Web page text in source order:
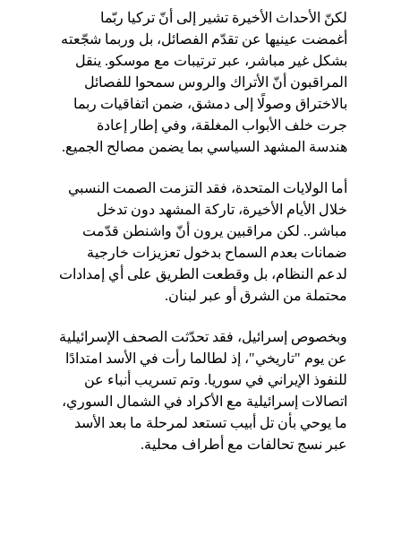
لكنّ الأحداث الأخيرة تشير إلى أنّ تركيا ربّما
أغمضت عينيها عن تقدّم الفصائل، بل وربما شجّعته
بشكل غير مباشر، عبر ترتيبات مع موسكو. ينقل
المراقبون أنّ الأتراك والروس سمحوا للفصائل
بالاختراق وصولًا إلى دمشق، ضمن اتفاقيات ربما
جرت خلف الأبواب المغلقة، وفي إطار إعادة
هندسة المشهد السياسي بما يضمن مصالح الجميع.
أما الولايات المتحدة، فقد التزمت الصمت النسبي
خلال الأيام الأخيرة، تاركة المشهد دون تدخل
مباشر.. لكن مراقبين يرون أنّ واشنطن قدّمت
ضمانات بعدم السماح بدخول تعزيزات خارجية
لدعم النظام، بل وقطعت الطريق على أي إمدادات
محتملة من الشرق أو عبر لبنان.
وبخصوص إسرائيل، فقد تحدّثت الصحف الإسرائيلية
عن يوم "تاريخي"، إذ لطالما رأت في الأسد امتدادًا
للنفوذ الإيراني في سوريا. وتم تسريب أنباء عن
اتصالات إسرائيلية مع الأكراد في الشمال السوري،
ما يوحي بأن تل أبيب تستعد لمرحلة ما بعد الأسد
عبر نسج تحالفات مع أطراف محلية.